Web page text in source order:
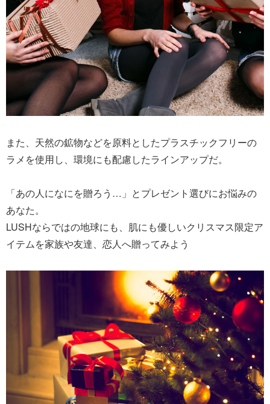
また、天然の鉱物などを原料としたプラスチックフリーの
ラメを使用し、環境にも配慮したラインアップだ。
「あの人になにを贈ろう…」とプレゼント選びにお悩みの
あなた。
LUSHならではの地球にも、肌にも優しいクリスマス限定ア
イテムを家族や友達、恋人へ贈ってみよう